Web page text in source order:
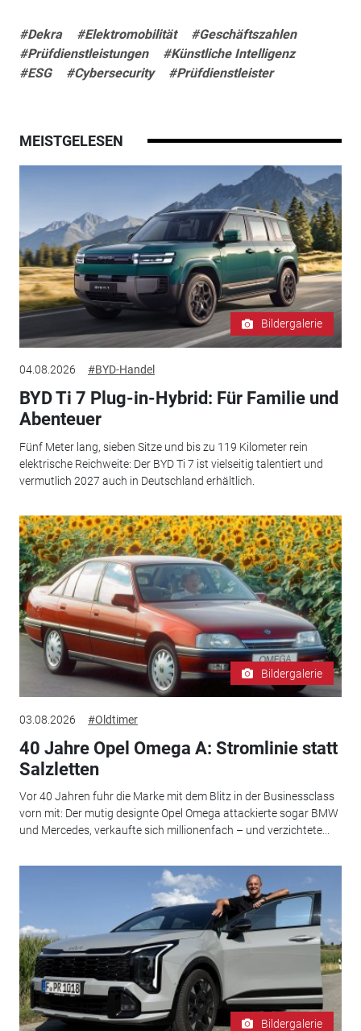
#Dekra #Elektromobilität
#Geschäftszahlen
#Prüfdienstleistungen
#Künstliche Intelligenz
#ESG
#Cybersecurity #Prüfdienstleister
MEISTGELESEN
Bildergalerie
04.08.2026 #BYD-Handel
BYD Ti 7 Plug-in-Hybrid: Für Familie und
Abenteuer
Fünf Meter lang, sieben Sitze und bis zu 119 Kilometer rein
elektrische Reichweite: Der BYD Ti 7 ist vielseitig talentiert und
vermutlich 2027 auch in Deutschland erhältlich.
Bildergalerie
03.08.2026 #Oldtimer
40 Jahre Opel Omega A: Stromlinie statt
Salzletten
Vor 40 Jahren fuhr die Marke mit dem Blitz in der Businessclass
vorn mit: Der mutig designte Opel Omega attackierte sogar BMW
und Mercedes, verkaufte sich millionenfach – und verzichtete...
Bildergalerie